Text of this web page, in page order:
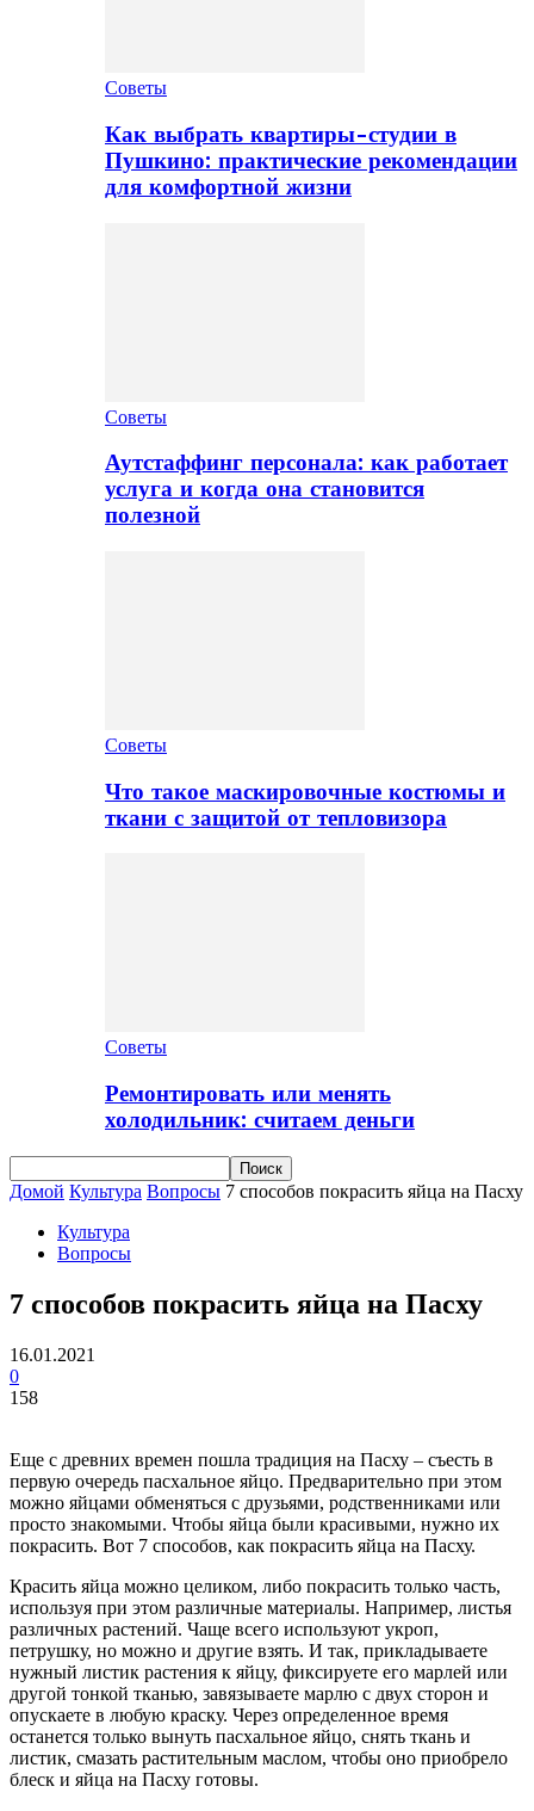
Советы
Как выбрать квартиры-студии в
Пушкино: практические рекомендации
для комфортной жизни
Советы
Аутстаффинг персонала: как работает
услуга и когда она становится
полезной
Советы
Что такое маскировочные костюмы и
ткани с защитой от тепловизора
Советы
Ремонтировать или менять
холодильник: считаем деньги
Домой Культура Вопросы 7 способов покрасить яйца на Пасху
Культура
Вопросы
7 способов покрасить яйца на Пасху
16.01.2021
0
158
Еще с древних времен пошла традиция на Пасху – съесть в
первую очередь пасхальное яйцо. Предварительно при этом
можно яйцами обменяться с друзьями, родственниками или
просто знакомыми. Чтобы яйца были красивыми, нужно их
покрасить. Вот 7 способов, как покрасить яйца на Пасху.
Красить яйца можно целиком, либо покрасить только часть,
используя при этом различные материалы. Например, листья
различных растений. Чаще всего используют укроп,
петрушку, но можно и другие взять. И так, прикладываете
нужный листик растения к яйцу, фиксируете его марлей или
другой тонкой тканью, завязываете марлю с двух сторон и
опускаете в любую краску. Через определенное время
останется только вынуть пасхальное яйцо, снять ткань и
листик, смазать растительным маслом, чтобы оно приобрело
блеск и яйца на Пасху готовы.